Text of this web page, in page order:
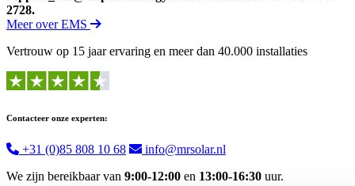
2728.
Meer over EMS
Vertrouw op 15 jaar ervaring en meer dan 40.000 installaties
Contacteer onze experten:
+31 (0)85 808 10 68
info@mrsolar.nl
We zijn bereikbaar van 9:00-12:00 en 13:00-16:30 uur.